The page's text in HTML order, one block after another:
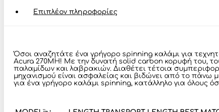
Επιπλέον πληροφορίες
Όσοι αναζητάτε ένα γρήγορο spinning καλάμι για
Acura 270MH! Με την δυνατή solid carbon κορυφή του,
παλαμίδων και λαβρακιών. Διαθέτει τέτοια
μηχανισμού είναι ασφαλείας και βιδώνει από το πάνω
για ένα γρήγορο καλάμι spinning, κατάλληλο για όλους